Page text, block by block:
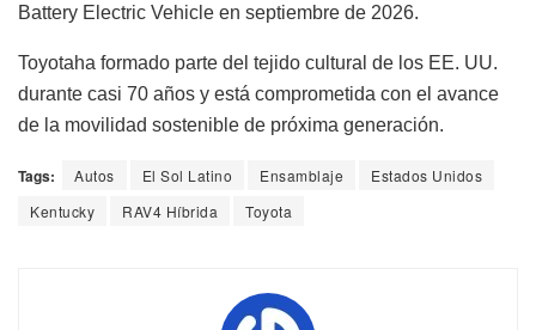
Battery Electric Vehicle en septiembre de 2026.
Toyotaha formado parte del tejido cultural de los EE. UU.
durante casi 70 años y está comprometida con el avance
de la movilidad sostenible de próxima generación.
Tags: Autos El Sol Latino Ensamblaje
Estados Unidos
Kentucky
RAV4 Híbrida Toyota